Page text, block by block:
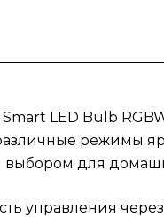
Геймеры оценят
эффектного
LED Bulb
режимы
для
управления